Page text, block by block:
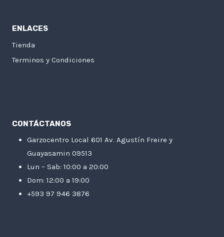
ENLACES
Tienda
Terminos y Condiciones
CONTÁCTANOS
Garzocentro Local 601 Av. Agustín Freire y
Guayasamin 09513
Lun – Sab: 10:00 a 20:00
Dom: 12:00 a 19:00
+593 97 946 3876